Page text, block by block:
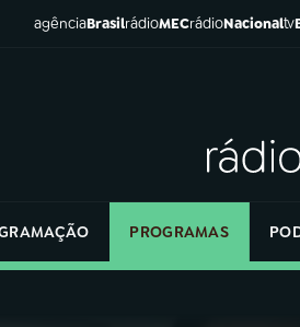
agênciaBrasilrádioMECrádioNacionaltv
PROGRAMAS